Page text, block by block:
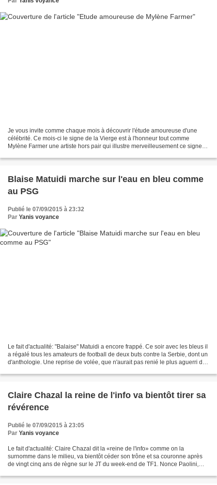
Je vous invite comme chaque mois à découvrir l'étude amoureuse d'une
célébrité. Ce mois-ci le signe de la Vierge est à l'honneur tout comme
Mylène Farmer une artiste hors pair qui illustre merveilleusement ce signe
Blaise Matuidi marche sur l'eau en bleu comme
au PSG
Publié le 07/09/2015 à 23:32
Par Yanis voyance
Le fait d'actualité: "Balaise" Matuidi a encore frappé. Ce soir avec les bleus il
a régalé tous les amateurs de football de deux buts contre la Serbie, dont un
d'anthologie. Une reprise de volée, que n'aurait pas renié le plus aguerri des
Claire Chazal la reine de l'info va bientôt tirer sa
révérence
Publié le 07/09/2015 à 23:05
Par Yanis voyance
Le fait d'actualité: Claire Chazal dit la «reine de l'info» comme on la
surnomme dans le milieu, va bientôt céder son trône et sa couronne après
de vingt cinq ans de règne sur le JT du week-end de TF1. Nonce Paolini,